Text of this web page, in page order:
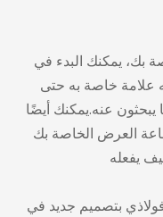
بك، يمكنك البدء في
علامة خاصة به حتى
عنه.يمكنك أيضًا
العرض الخاصة بك
يفعله
بتصميم جديد في